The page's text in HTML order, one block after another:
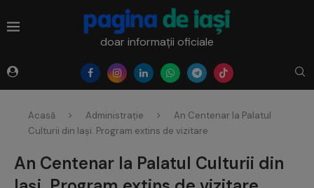
doar informații oficiale
Acasă Administrație
An Centenar la Palatul
Culturii din Iași. Program extins de vizitare
An Centenar la Palatul Culturii din